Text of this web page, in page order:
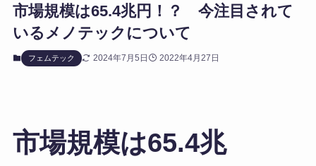
市場規模は65.4兆円！？ 今注目されて
いるメノテックについて
フェムテック 2024年7月5日 2022年4月27日
市場規模は65.4兆